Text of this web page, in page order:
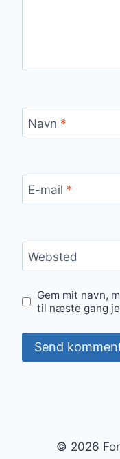
Navn *
E-mail *
Websted
Gem mit navn,
til næste gang
© 2026